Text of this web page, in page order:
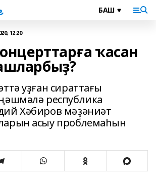
12:20
ҡасан
уҙған сираттағы
республика
Хәбиров мәҙәниәт
асыу проблемаһын